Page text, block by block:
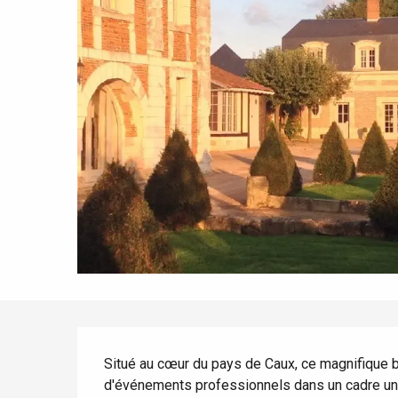
Criel-sur-Mer
Eté
Quand il pleut
Avec les enfants
Entre amis
Meilleurs brunch
Restaurants avec vue
Séjours en train
Séjours à vélo
Situé au cœur du pays de Caux, ce
d'événements professionnels dans un cadre